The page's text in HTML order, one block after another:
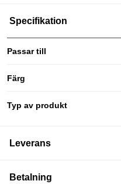
Specifikation
Passar till
Färg
Typ av produkt
Leverans
Betalning